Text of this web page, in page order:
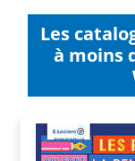
Les
à moins